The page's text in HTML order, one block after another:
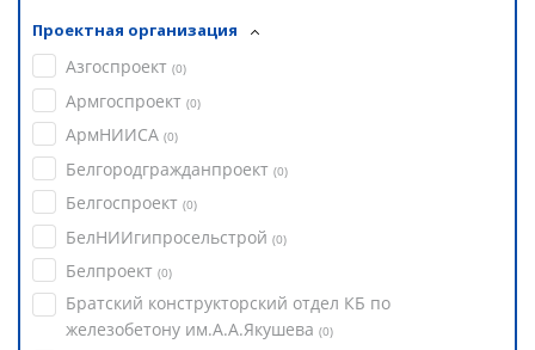
Проектная организация
Азгоспроект (0)
Армгоспроект (0)
АрмНИИСА (0)
Белгородгражданпроект (0)
Белгоспроект (0)
БелНИИгипросельстрой (0)
Белпроект (0)
Братский конструкторский отдел КБ по
железобетону им.А.А.Якушева (0)